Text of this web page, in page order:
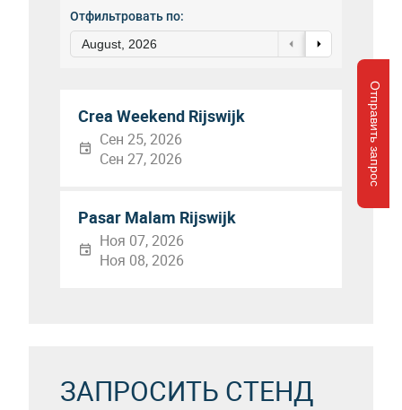
Отправить запрос
Отфильтровать по:
August, 2026
Crea Weekend Rijswijk
Сен 25, 2026
Сен 27, 2026
Pasar Malam Rijswijk
Ноя 07, 2026
Ноя 08, 2026
ЗАПРОСИТЬ СТЕНД